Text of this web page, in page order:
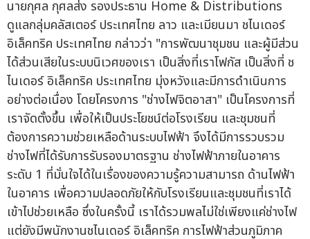
นายกุศล กุศลส่ง รองประธาน Home & Distributions
ดูแลกลุ่มคลัสเตอร์ ประเทศไทย ลาว และเมียนมา ชไนเดอร์
อิเล็คทริค ประเทศไทย กล่าวว่า "การพัฒนาชุมชน และผู้มีส่วน
ได้ส่วนเสียในระบบนิเวศของเรา เป็นสิ่งที่เราโฟกัส เป็นสิ่งที่ ช
ไนเดอร์ อิเล็คทริค ประเทศไทย มุ่งหวังและมีการดำเนินการ
อย่างต่อเนื่อง โดยโครงการ "ช่างไฟจิตอาสา" เป็นโครงการที่
เราจัดตั้งขึ้น เพื่อให้เป็นประโยชน์ต่อโรงเรียน และชุมชนที่
ต้องการความช่วยเหลือด้านระบบไฟฟ้า จึงได้มีการรวบรวม
ช่างไฟที่ได้รับการรับรองมาตรฐาน ช่างไฟฟ้าภายในอาคาร
ระดับ 1 ที่มั่นใจได้ในเรื่องของความรู้ความสามารถ ด้านไฟฟ้า
ในอาคาร เพื่อความปลอดภัยให้กับโรงเรียนและชุมชนที่เราได้
เข้าไปช่วยเหลือ ซึ่งในครั้งนี้ เราได้รวมพลไม่ใช่เพียงแค่ช่างไฟ
แต่ยังมีพนักงานชไนเดอร์ อิเล็คทริค การไฟฟ้าส่วนภูมิภาค